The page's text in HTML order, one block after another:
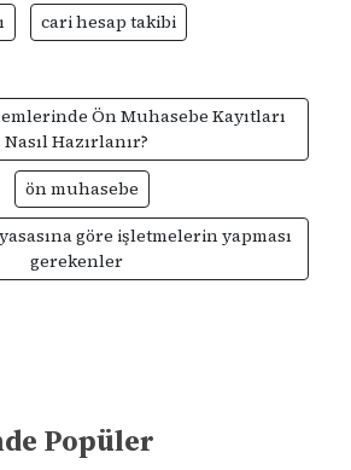
cari hesap takibi
Ön Muhasebe Kayıtları
Nasıl Hazırlanır?
ön muhasebe
göre işletmelerin yapması
gerekenler
Popüler